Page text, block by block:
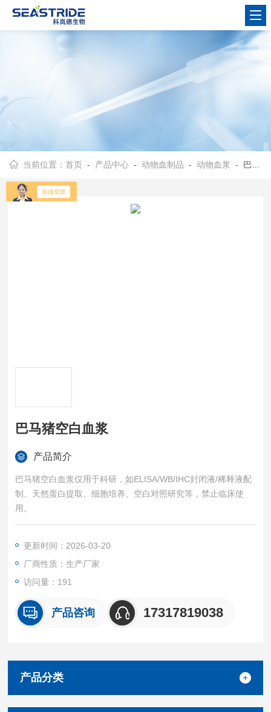
当前位置：首页 - 产品中心 -动物血制品 -动物血浆 - 巴马猪空白血浆
巴马猪空白血浆
产品简介
巴马猪空白血浆仅用于科研，如ELISA/WB/IHC封闭液/稀释液配
制、天然蛋白提取、细胞培养、空白对照研究等，禁止临床使
用。
更新时间：2026-03-20
厂商性质：生产厂家
访问量：191
产品咨询 17317819038
产品分类